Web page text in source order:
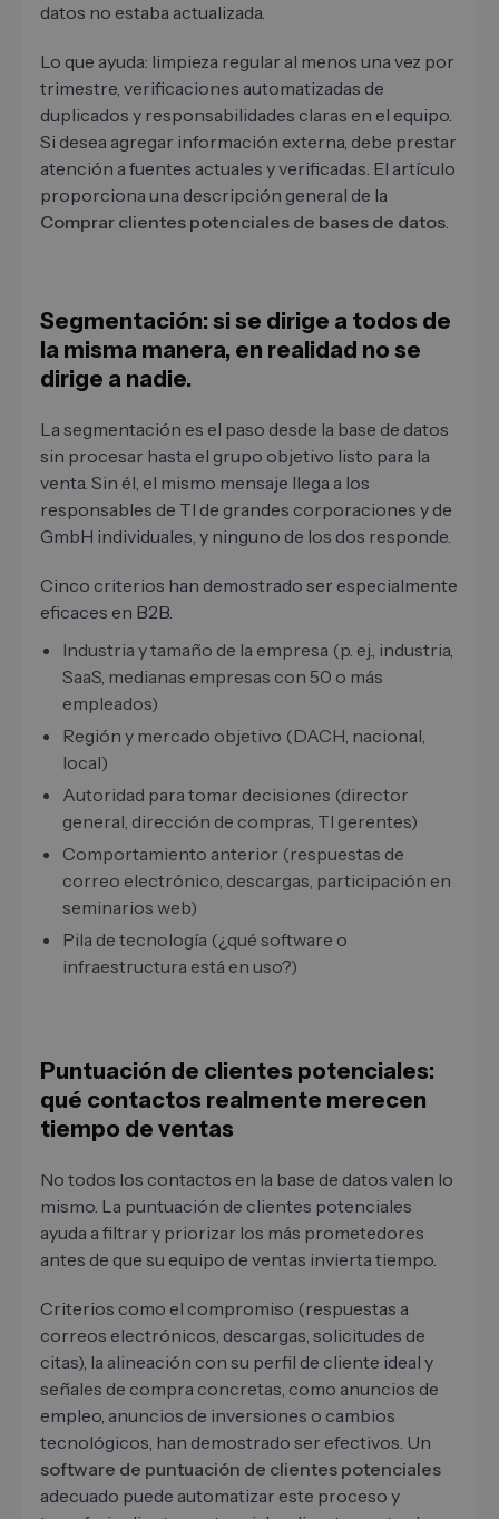
datos no estaba actualizada.
Lo que ayuda: limpieza regular al menos una vez por
trimestre, verificaciones automatizadas de
duplicados y responsabilidades claras en el equipo.
Si desea agregar información externa, debe prestar
atención a fuentes actuales y verificadas. El artículo
proporciona una descripción general de la
Comprar clientes potenciales de bases de datos.
Segmentación: si se dirige a todos de
la misma manera, en realidad no se
dirige a nadie.
La segmentación es el paso desde la base de datos
sin procesar hasta el grupo objetivo listo para la
venta. Sin él, el mismo mensaje llega a los
responsables de TI de grandes corporaciones y de
GmbH individuales, y ninguno de los dos responde.
Cinco criterios han demostrado ser especialmente
eficaces en B2B.
Industria y tamaño de la empresa (p. ej., industria,
SaaS, medianas empresas con 50 o más
empleados)
Región y mercado objetivo (DACH, nacional,
local)
Autoridad para tomar decisiones (director
general, dirección de compras, TI gerentes)
Comportamiento anterior (respuestas de
correo electrónico, descargas, participación en
seminarios web)
Pila de tecnología (¿qué software o
infraestructura está en uso?)
Puntuación de clientes potenciales:
qué contactos realmente merecen
tiempo de ventas
No todos los contactos en la base de datos valen lo
mismo. La puntuación de clientes potenciales
ayuda a filtrar y priorizar los más prometedores
antes de que su equipo de ventas invierta tiempo.
Criterios como el compromiso (respuestas a
correos electrónicos, descargas, solicitudes de
citas), la alineación con su perfil de cliente ideal y
señales de compra concretas, como anuncios de
empleo, anuncios de inversiones o cambios
tecnológicos, han demostrado ser efectivos. Un
software de puntuación de clientes potenciales
adecuado puede automatizar este proceso y